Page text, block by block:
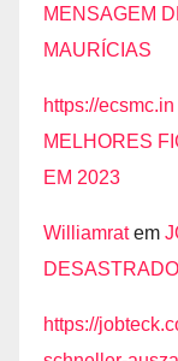
MENSAGEM
MAURÍCIAS
https://ecsmc.in
MELHORES
EM 2023
Williamratem
https://